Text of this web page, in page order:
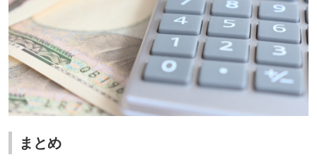
まとめ